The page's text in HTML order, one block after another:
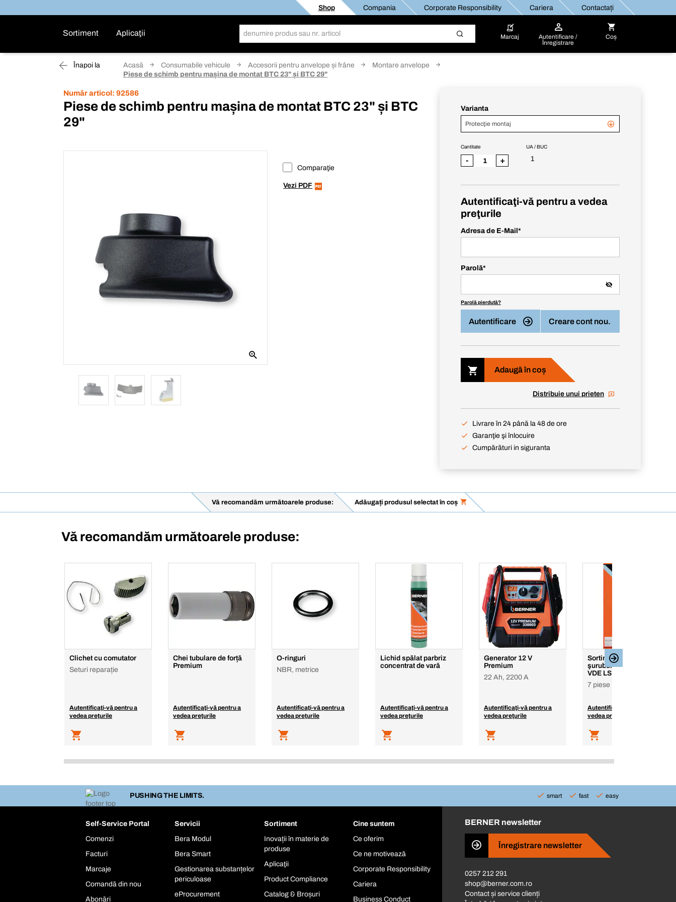
Shop Compania Corporate Responsibility Cariera Contactați
Sortiment Aplicaţii Marcaj
Autentificare /
Înregistrare
Coș
Înapoi la Acasă Consumabile vehicule Accesorii pentru anvelope și frâne
Montare anvelope
Piese de schimb pentru mașina de montat BTC 23" și BTC 29"
Număr articol: 92586
Piese de schimb pentru mașina de montat BTC 23" și BTC
29"
Comparaţie
Vezi PDF
Varianta
Protecţie montaj
UA / BUC
1
Cantitate
- +
Autentificaţi-vă pentru a vedea
preţurile
Adresa de E-Mail *
Parolă*
Parolă pierdută?
Autentificare Creare cont nou.
Adaugă în coș
Distribuie unui prieten
Livrare în 24 până la 48 de ore
Garanţie şi înlocuire
Cumpărături in siguranta
Vă recomandăm următoarele produse: Adăugați produsul selectat în coș
Vă recomandăm următoarele produse:
Clichet cu comutator
Seturi reparație
Autentificaţi-vă pentru a
vedea preţurile
Chei tubulare de forță
Premium
Autentificaţi-vă pentru a
vedea preţurile
O-ringuri
NBR, metrice
Autentificaţi-vă pentru a
vedea preţurile
Lichid spălat parbriz
concentrat de vară
Autentificaţi-vă pentru a
vedea preţurile
Generator 12 V
Premium
22 Ah, 2200 A
Autentificaţi-vă pentru a
vedea preţurile
Sortiment de
şurubelniţe cu izolaţie
VDE LS - PH - PZ
7 piese
Autentificaţi-vă pentru a
vedea preţurile
PUSHING THE LIMITS. smart fast easy
Self-Service Portal
Comenzi
Facturi
Marcaje
Comandă din nou
Abonări
Servicii
Bera Modul
Bera Smart
Gestionarea substanțelor
periculoase
eProcurement
Sortiment
Inovații în materie de
produse
Aplicaţii
Product Compliance
Catalog & Broșuri
Cine suntem
Ce oferim
Ce ne motivează
Corporate Responsibility
Cariera
Business Conduct
BERNER newsletter
Înregistrare newsletter
0257 212 291
shop@berner.com.ro
Contact și service clienți